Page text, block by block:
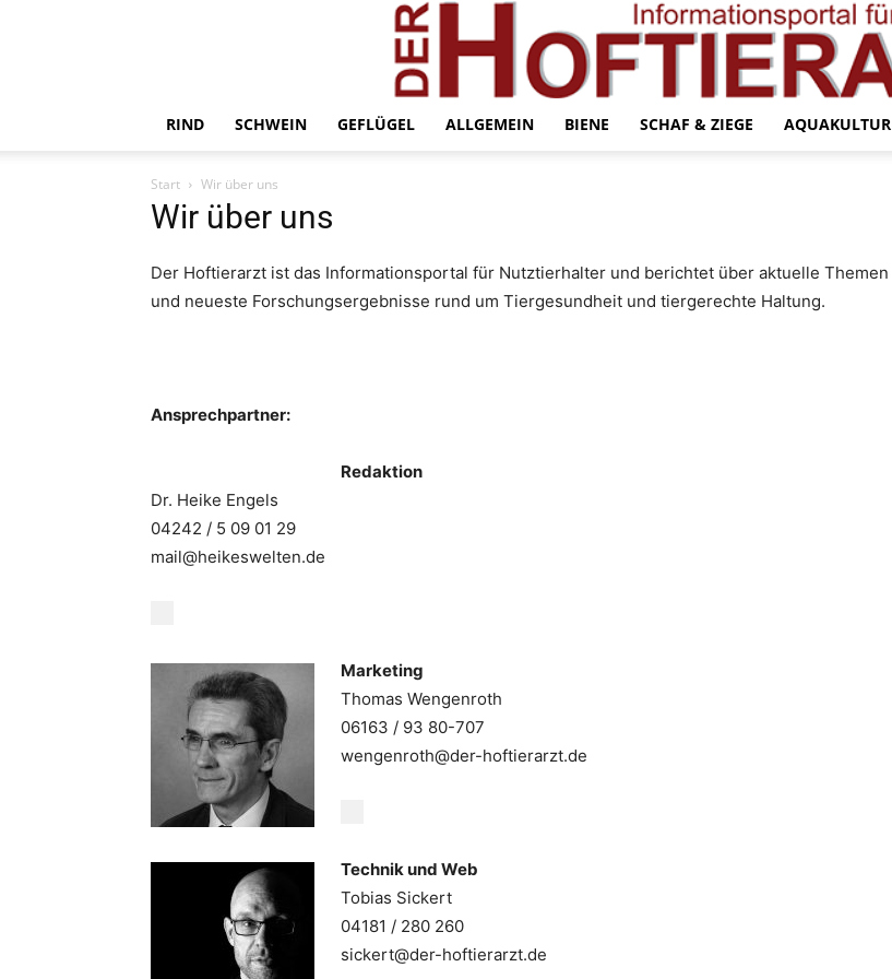
RIND SCHWEIN GEFLÜGEL ALLGEMEIN BIENE SCHAF & ZIEGE AQUAKULTUR
Start Wir über uns
Wir über uns
Der Hoftierarzt ist das Informationsportal für Nutztierhalter und berichtet über aktuelle Themen
und neueste Forschungsergebnisse rund um Tiergesundheit und tiergerechte Haltung.
Ansprechpartner:
Redaktion
Dr. Heike Engels
04242 / 5 09 01 29
mail@heikeswelten.de
Marketing
Thomas Wengenroth
06163 / 93 80-707
wengenroth@der-hoftierarzt.de
Technik und Web
Tobias Sickert
04181 / 280 260
sickert@der-hoftierarzt.de